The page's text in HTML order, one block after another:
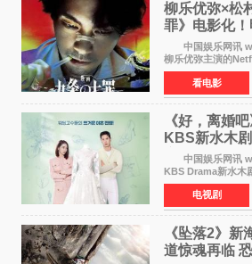
柳乐优弥×松
罪》电影化
笔将全面揭晓
中国娱乐网讯
柳乐优弥主演的
罪》正式宣布改编
上映。柳乐优弥与
手，为观众带来这部
看电影
《好，离婚
KBS新水木
离婚体验记
中国娱乐网讯
KBS Drama新水木
主海报，正式进入
女主角背对背站立
空白与冷漠的表情
电视剧
《坠落2》新
道惊魂再临